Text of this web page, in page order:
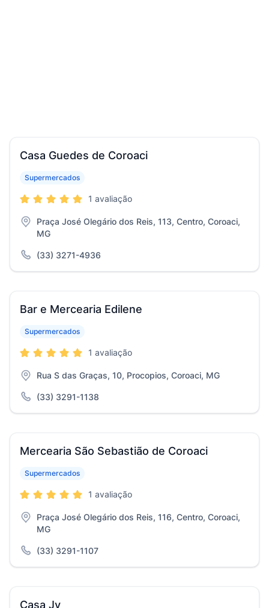
Casa Guedes de Coroaci
Supermercados
1 avaliação
Praça José Olegário dos Reis, 113, Centro, Coroaci,
MG
(33) 3271-4936
Bar e Mercearia Edilene
Supermercados
1 avaliação
Rua S das Graças, 10, Procopios, Coroaci, MG
(33) 3291-1138
Mercearia São Sebastião de Coroaci
Supermercados
1 avaliação
Praça José Olegário dos Reis, 116, Centro, Coroaci,
MG
(33) 3291-1107
Casa Jv